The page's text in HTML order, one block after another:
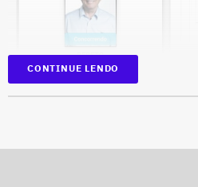
CONTINUE LENDO